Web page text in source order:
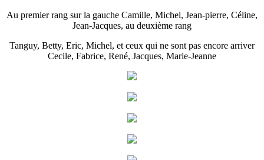
Au premier rang sur la gauche Camille, Michel, Jean-pierre, Céline,
Jean-Jacques, au deuxième rang
Tanguy, Betty, Eric, Michel, et ceux qui ne sont pas encore arriver
Cecile, Fabrice, René, Jacques, Marie-Jeanne